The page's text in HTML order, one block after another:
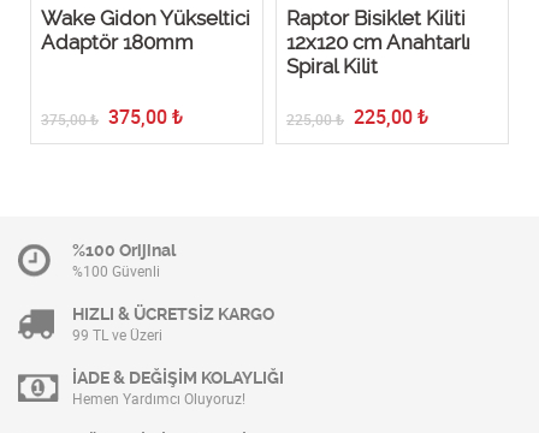
Wake Gidon Yükseltici
Adaptör 180mm
375,00₺ 375,00 ₺
Raptor Bisiklet Kiliti
12x120 cm Anahtarlı
Spiral Kilit
225,00₺ 225,00 ₺
%100 Orijinal
%100 Güvenli
HIZLI & ÜCRETSİZ KARGO
99 TL ve Üzeri
İADE & DEĞİŞİM KOLAYLIĞI
Hemen Yardımcı Oluyoruz!